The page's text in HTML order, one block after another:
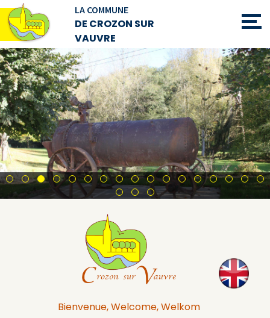
LA COMMUNE
DE CROZON SUR
VAUVRE
Bienvenue, Welcome, Welkom